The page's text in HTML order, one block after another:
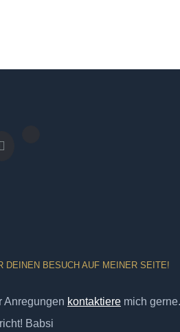
DEINEN BESUCH AUF MEINER SEITE!
Anregungen kontaktiere mich
Babsi